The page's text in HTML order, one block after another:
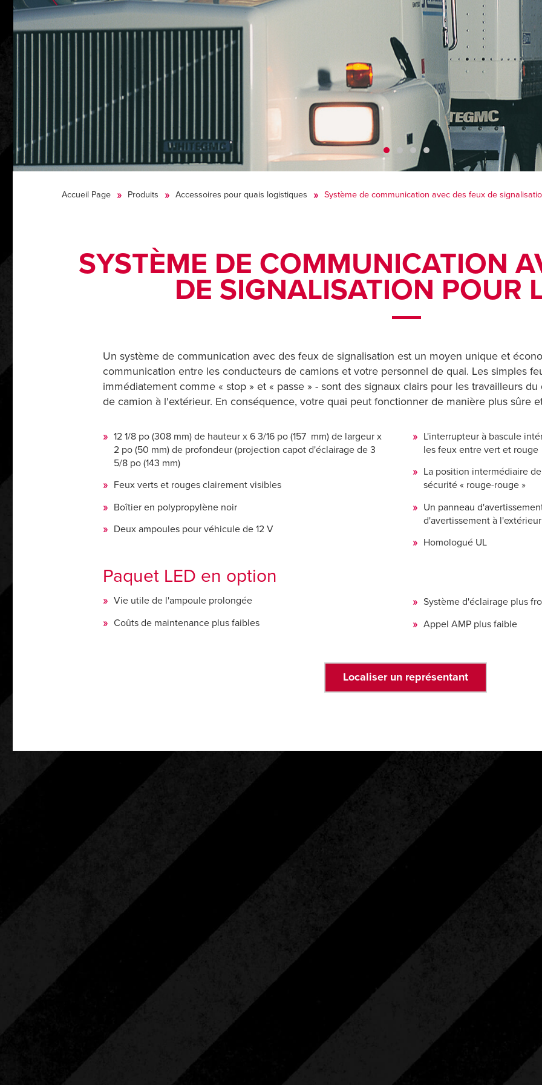
Accueil Page Produits Accessoires pour quais logistiques Système de communication avec des feux de
SYSTÈME DE COMMUNICATION
DE SIGNALISATION POUR
Un système de communication avec des feux de signalisation est un moyen unique et
communication entre les conducteurs de camions et votre personnel de quai. Les simples
immédiatement comme « stop » et « passe » - sont des signaux clairs pour les travailleurs
de camion à l'extérieur. En conséquence, votre quai peut fonctionner de manière plus sûre
12 1/8 po (308 mm) de hauteur x 6 3/16 po (157 mm) de largeur x
2 po (50 mm) de profondeur (projection capot d'éclairage de 3
5/8 po (143 mm)
Feux verts et rouges clairement visibles
Boîtier en polypropylène noir
Deux ampoules pour véhicule de 12 V
L'interrupteur à bascule
les feux entre vert et rouge
La position intermédiaire
sécurité « rouge-rouge »
Un panneau
d'avertissement à l'extérieur
Homologué UL
Paquet LED en option
Vie utile de l'ampoule prolongée
Coûts de maintenance plus faibles
Système d'éclairage plus
Appel AMP plus faible
Localiser un représentant